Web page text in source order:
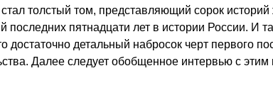
стал толстый том, представляющий сорок
последних пятнадцати лет в истории России. И
достаточно детальный набросок черт первого
Далее следует обобщенное интервью с этим